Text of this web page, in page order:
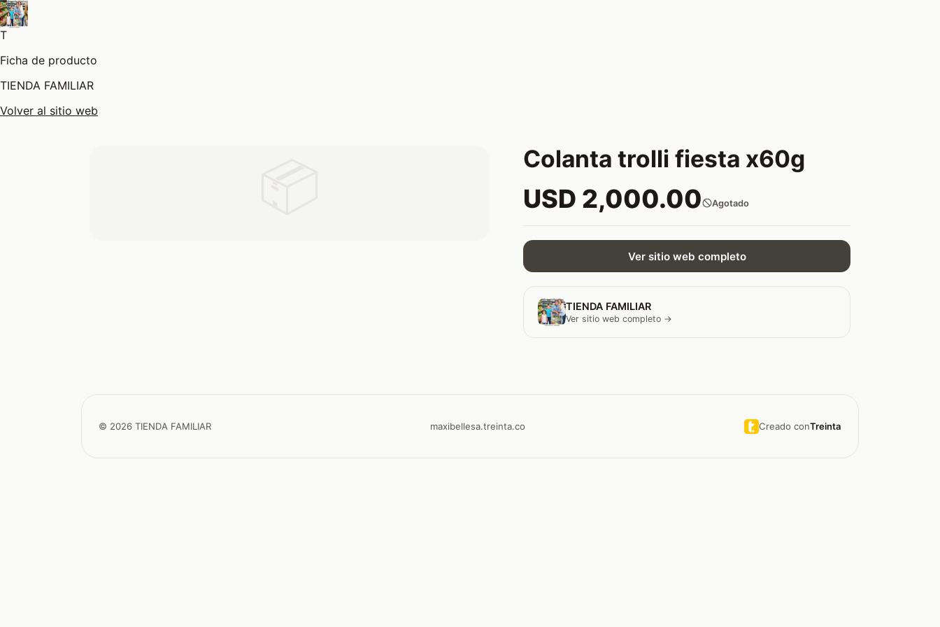
T
Ficha de producto
TIENDA FAMILIAR
Volver al sitio web
Colanta trolli fiesta x60g
USD 2,000.00 Agotado
Ver sitio web completo
TIENDA FAMILIAR
Ver sitio web completo →
© 2026 TIENDA FAMILIAR maxibellesa.treinta.co Creado conTreinta